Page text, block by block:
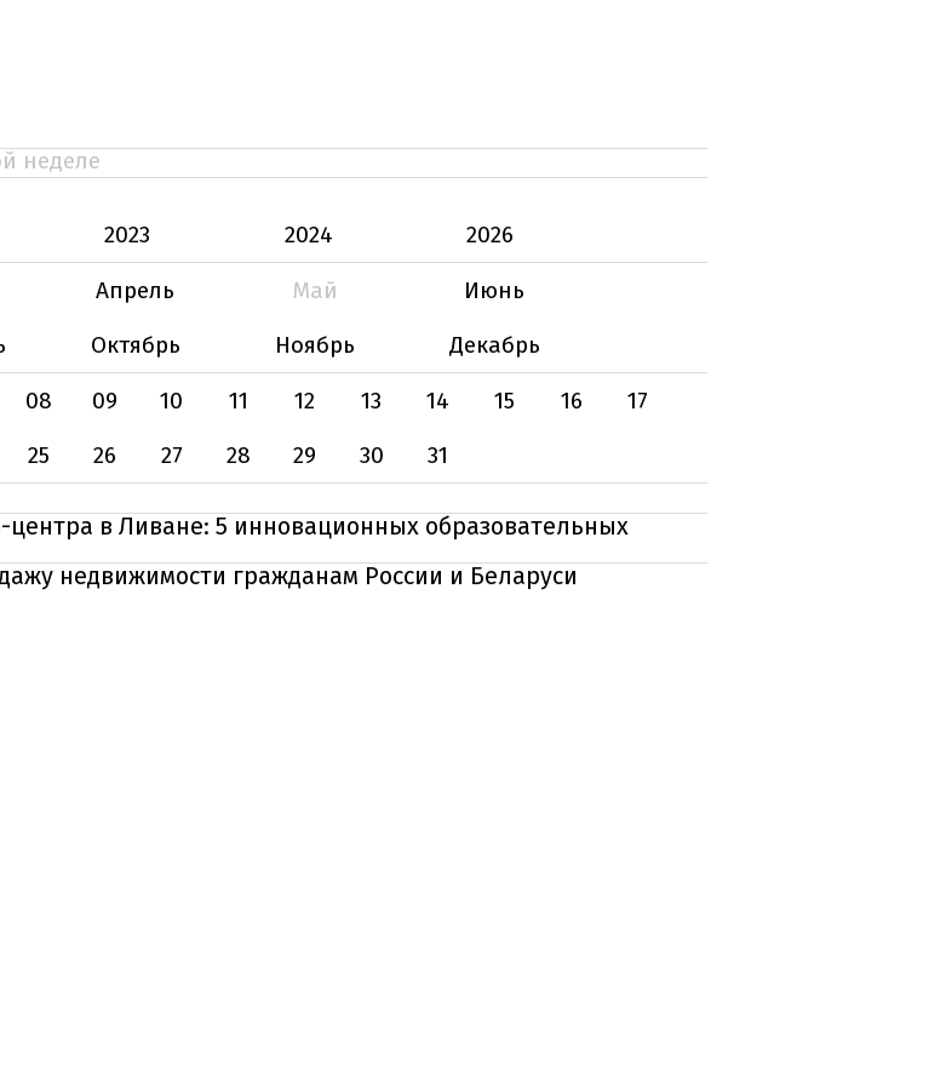
неделе
2023 2024
2026
Апрель Май
Июнь
Октябрь Ноябрь
Декабрь
08 09 10 11 12 13 14 15 16
17
25 26 27 28 29 30 31
в Ливане: 5 инновационных образовательных
недвижимости гражданам России и Беларуси